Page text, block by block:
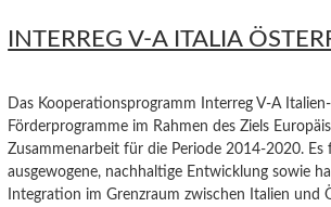
INTERREG V-A ITALIA
Das Kooperationsprogramm Interreg V-A
Förderprogramme im Rahmen des Ziels
Zusammenarbeit für die Periode 2014-2020. Es
ausgewogene, nachhaltige Entwicklung sowie
Integration im Grenzraum zwischen Italien und